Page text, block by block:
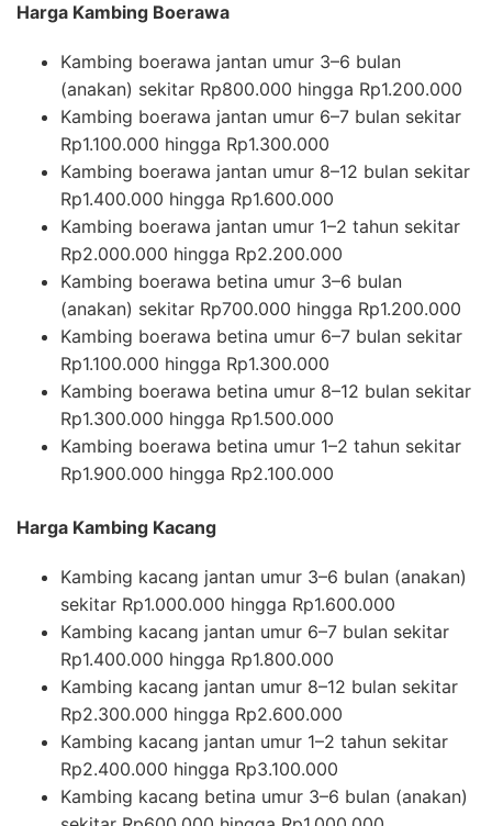
Harga Kambing Boerawa
Kambing boerawa jantan umur 3–6 bulan
(anakan) sekitar Rp800.000 hingga Rp1.200.000
Kambing boerawa jantan umur 6–7 bulan sekitar
Rp1.100.000 hingga Rp1.300.000
Kambing boerawa jantan umur 8–12 bulan sekitar
Rp1.400.000 hingga Rp1.600.000
Kambing boerawa jantan umur 1–2 tahun sekitar
Rp2.000.000 hingga Rp2.200.000
Kambing boerawa betina umur 3–6 bulan
(anakan) sekitar Rp700.000 hingga Rp1.200.000
Kambing boerawa betina umur 6–7 bulan sekitar
Rp1.100.000 hingga Rp1.300.000
Kambing boerawa betina umur 8–12 bulan sekitar
Rp1.300.000 hingga Rp1.500.000
Kambing boerawa betina umur 1–2 tahun sekitar
Rp1.900.000 hingga Rp2.100.000
Harga Kambing Kacang
Kambing kacang jantan umur 3–6 bulan (anakan)
sekitar Rp1.000.000 hingga Rp1.600.000
Kambing kacang jantan umur 6–7 bulan sekitar
Rp1.400.000 hingga Rp1.800.000
Kambing kacang jantan umur 8–12 bulan sekitar
Rp2.300.000 hingga Rp2.600.000
Kambing kacang jantan umur 1–2 tahun sekitar
Rp2.400.000 hingga Rp3.100.000
Kambing kacang betina umur 3–6 bulan (anakan)